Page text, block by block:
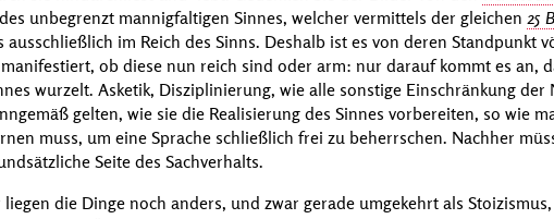
unbegrenzt mannigfaltigen Sinnes, welcher vermittels der gleichen 25
ausschließlich im Reich des Sinns. Deshalb ist es von deren Standpunkt
ob diese nun reich sind oder arm: nur darauf kommt es an,
wurzelt. Asketik, Disziplinierung, wie alle sonstige Einschränkung
gelten, wie sie die Realisierung des Sinnes vorbereiten, so wie
muss, um eine Sprache schließlich frei zu beherrschen. Nachher
Seite des Sachverhalts.
liegen die Dinge noch anders, und zwar gerade umgekehrt als